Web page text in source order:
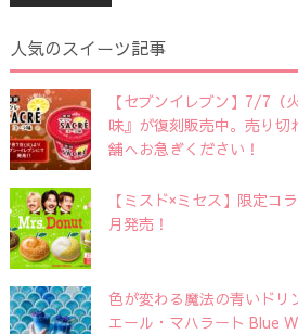
人気のスイーツ記事
【セブンイレブン】7/7（
味』が復刻販売中。売り
舗へお急ぎください！
【ミスド×ミセス】限定コ
月発売！
色が変わる魔法の青いド
エール・マハラート Blue